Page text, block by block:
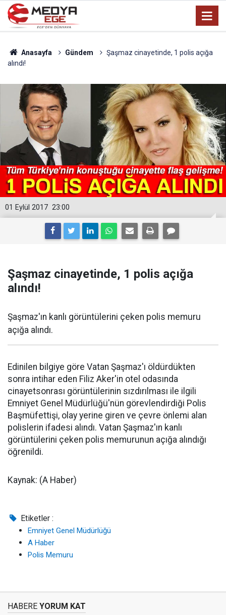
Anasayfa Gündem
Şaşmaz cinayetinde, 1 polis açığa
alındı!
23:00
01 Eylül 2017
Şaşmaz cinayetinde, 1 polis açığa
alındı!
Şaşmaz'ın kanlı görüntülerini çeken polis memuru
açığa alındı.
Edinilen bilgiye göre Vatan Şaşmaz'ı öldürdükten
sonra intihar eden Filiz Aker'in otel odasında
cinayetsonrası görüntülerinin sızdırılması ile ilgili
Emniyet Genel Müdürlüğü'nün görevlendirdiği Polis
Başmüfettişi, olay yerine giren ve çevre önlemi alan
polislerin ifadesi alındı. Vatan Şaşmaz'ın kanlı
görüntülerini çeken polis memurunun açığa alındığı
öğrenildi.
Kaynak: (A Haber)
Etiketler :
Emniyet Genel Müdürlüğü
A Haber
Polis Memuru
HABERE YORUM KAT